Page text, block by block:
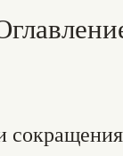
сокращения